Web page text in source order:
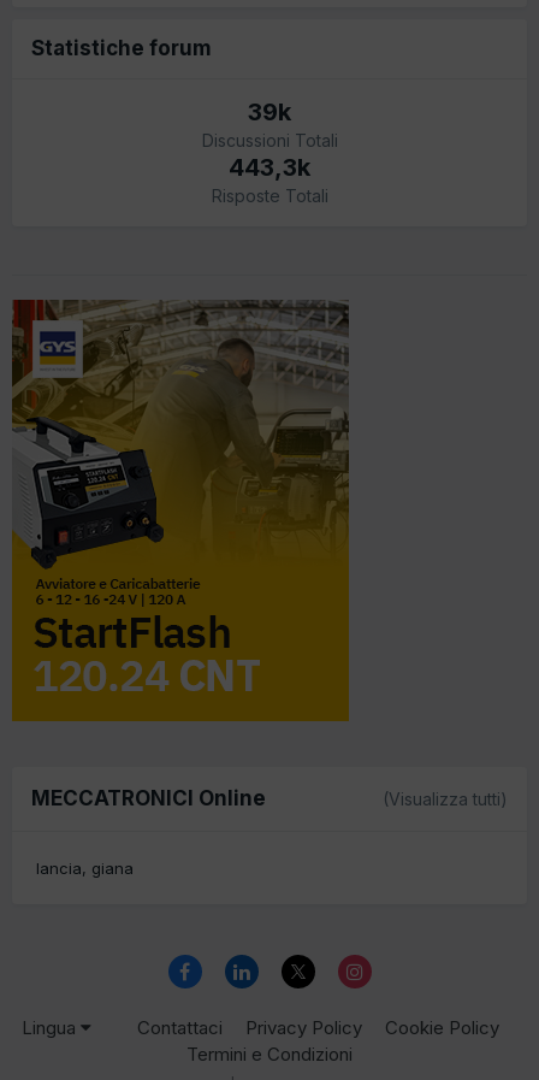
Statistiche forum
39k
Discussioni Totali
443,3k
Risposte Totali
MECCATRONICI Online (Visualizza tutti)
lancia giana
Lingua Contattaci Privacy Policy
Cookie Policy
Termini e Condizioni